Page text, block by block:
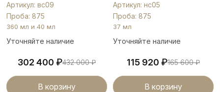
Артикул: вс09
Проба: 875
360 мл и 40 мл
Уточняйте наличие
302 400 ₽432 000₽
В корзину
Артикул: нс05
Проба: 875
37 мл
Уточняйте наличие
115 920 ₽165 600₽
В корзину